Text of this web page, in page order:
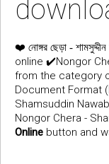
❤️ নোঙ্গর ছেড়া -
online ✔️Nongor
from the category
Document Format
Shamsuddin
Nongor Chera -
Online button and